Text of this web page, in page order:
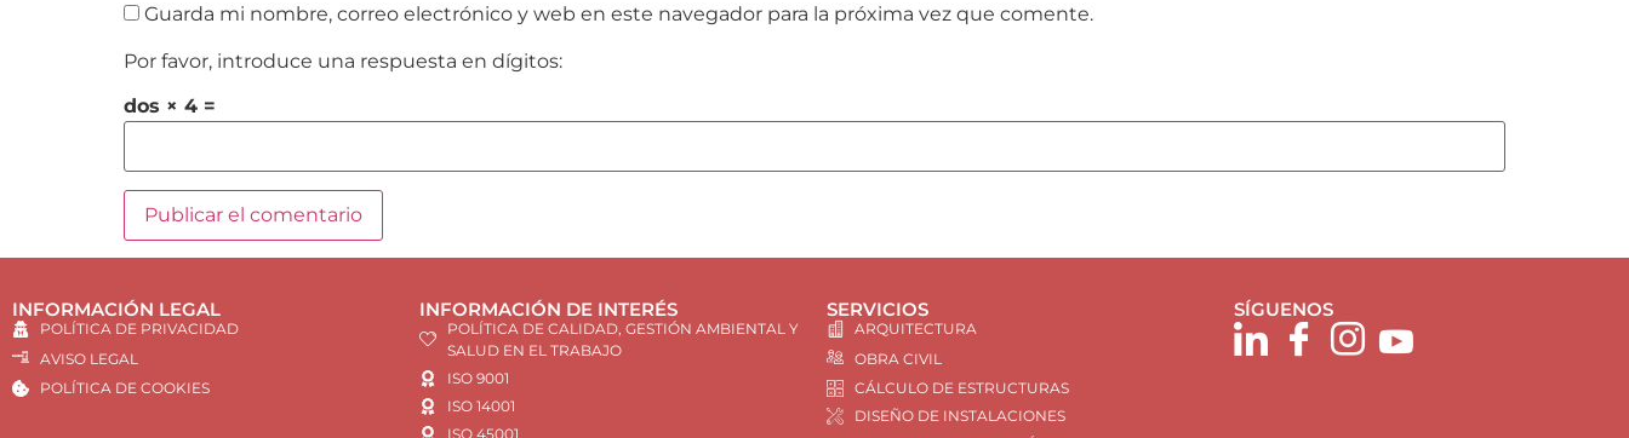
Guarda mi nombre, correo electrónico y web en este navegador para la próxima vez que comente.
Por favor, introduce una respuesta en dígitos:
dos × 4 =
INFORMACIÓN LEGAL
POLÍTICA DE PRIVACIDAD
AVISO LEGAL
POLÍTICA DE COOKIES
INFORMACIÓN DE INTERÉS
POLÍTICA DE CALIDAD, GESTIÓN AMBIENTAL Y
SALUD EN EL TRABAJO
ISO 9001
ISO 14001
ISO 45001
SERVICIOS
ARQUITECTURA
OBRA CIVIL
CÁLCULO DE ESTRUCTURAS
DISEÑO DE INSTALACIONES
SÍGUENOS